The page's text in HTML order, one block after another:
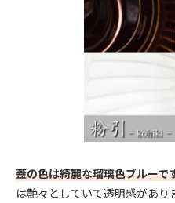
蓋の色は綺麗な瑠璃色ブルーで
は艶々としていて透明感があ